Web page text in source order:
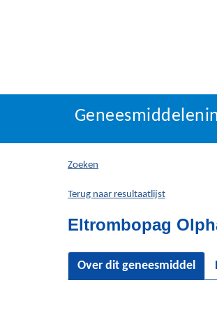
U
hier:
Zoeken
Terug naar resultaatlijst
Eltrombopag
Over dit geneesmiddel